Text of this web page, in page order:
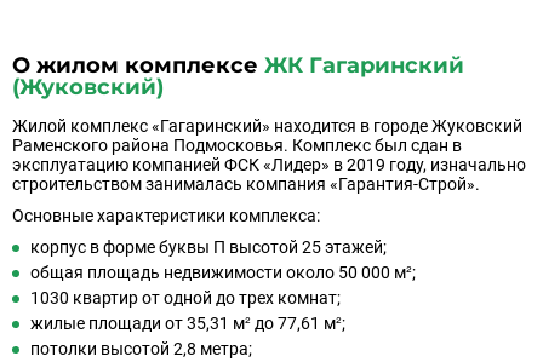
О жилом комплексе ЖК Гагаринский
(Жуковский)
Жилой комплекс «Гагаринский» находится в городе Жуковский
Раменского района Подмосковья. Комплекс был сдан в
эксплуатацию компанией ФСК «Лидер» в 2019 году, изначально
строительством занималась компания «Гарантия-Строй».
Основные характеристики комплекса:
корпус в форме буквы П высотой 25 этажей;
общая площадь недвижимости около 50 000 м²;
1030 квартир от одной до трех комнат;
жилые площади от 35,31 м² до 77,61 м²;
потолки высотой 2,8 метра;